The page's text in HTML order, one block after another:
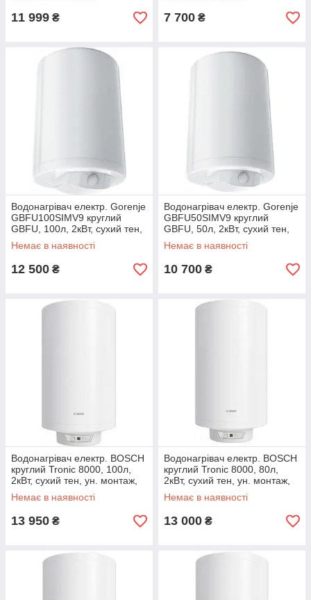
11 999 ₴ 7 700 ₴
Водонагрівач електр. Gorenje
GBFU100SIMV9 круглий
GBFU, 100л, 2кВт, сухий тен,
ун. монтаж, мех. кер-ння, C,
білий
Немає в наявності
12 500 ₴
Водонагрівач електр. Gorenje
GBFU50SIMV9 круглий
GBFU, 50л, 2кВт, сухий тен,
ун. монтаж, мех. кер-ння, C,
білий
Немає в наявності
10 700 ₴
Водонагрівач електр. BOSCH
круглий Tronic 8000, 100л,
2кВт, сухий тен, ун. монтаж,
електр. кер-ння, C, білий
Немає в наявності
13 950 ₴
Водонагрівач електр. BOSCH
круглий Tronic 8000, 80л,
2кВт, сухий тен, ун. монтаж,
електр. кер-ння, C, білий
Немає в наявності
13 000 ₴